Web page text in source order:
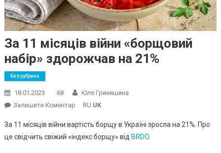
За 11 місяців війни «борщовий
набір» здорожчав на 21%
Без рубрики
18.01.2023 68
Юля Гринишина
Залишити КоментарOn
11
Місяців
RU UK
За 11 місяців війни вартість борщу в Україні зросла на 21%. Про
це свідчить свіжий «індекс борщу» від BRDO.